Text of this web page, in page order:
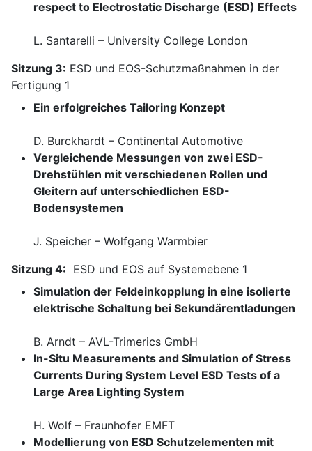
respect to Electrostatic Discharge (ESD) Effects
L. Santarelli – University College London
Sitzung 3: ESD und EOS-Schutzmaßnahmen in der
Fertigung 1
Ein erfolgreiches Tailoring Konzept
D. Burckhardt – Continental Automotive
Vergleichende Messungen von zwei ESD-
Drehstühlen mit verschiedenen Rollen und
Gleitern auf unterschiedlichen ESD-
Bodensystemen
J. Speicher – Wolfgang Warmbier
Sitzung 4: ESD und EOS auf Systemebene 1
Simulation der Feldeinkopplung in eine isolierte
elektrische Schaltung bei Sekundärentladungen
B. Arndt – AVL-Trimerics GmbH
In-Situ Measurements and Simulation of Stress
Currents During System Level ESD Tests of a
Large Area Lighting System
H. Wolf – Fraunhofer EMFT
Modellierung von ESD Schutzelementen mit